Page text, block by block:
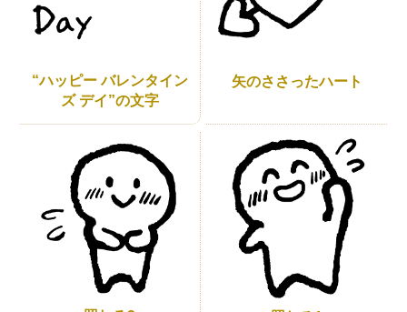
“ハッピー バレンタイン
ズ デイ”の文字
矢のささったハート